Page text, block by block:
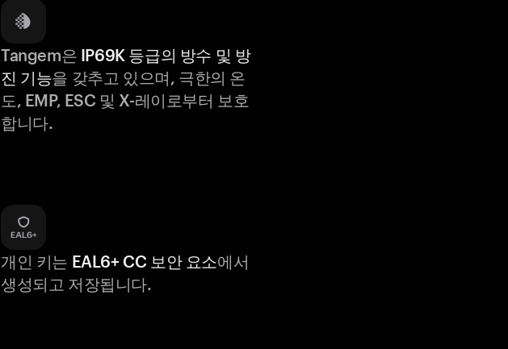
Tangem은 IP69K 등급의 방수 및 방
진 기능을 갖추고 있으며, 극한의 온
도, EMP, ESC 및 X-레이로부터 보호
합니다.
개인 키는 EAL6+ CC 보안 요소에서
생성되고 저장됩니다.